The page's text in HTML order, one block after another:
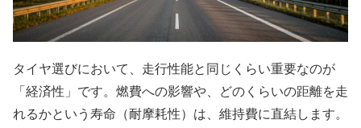
タイヤ選びにおいて、走行性能と同じくらい重要なのが
「経済性」です。燃費への影響や、どのくらいの距離を走
れるかという寿命（耐摩耗性）は、維持費に直結します。